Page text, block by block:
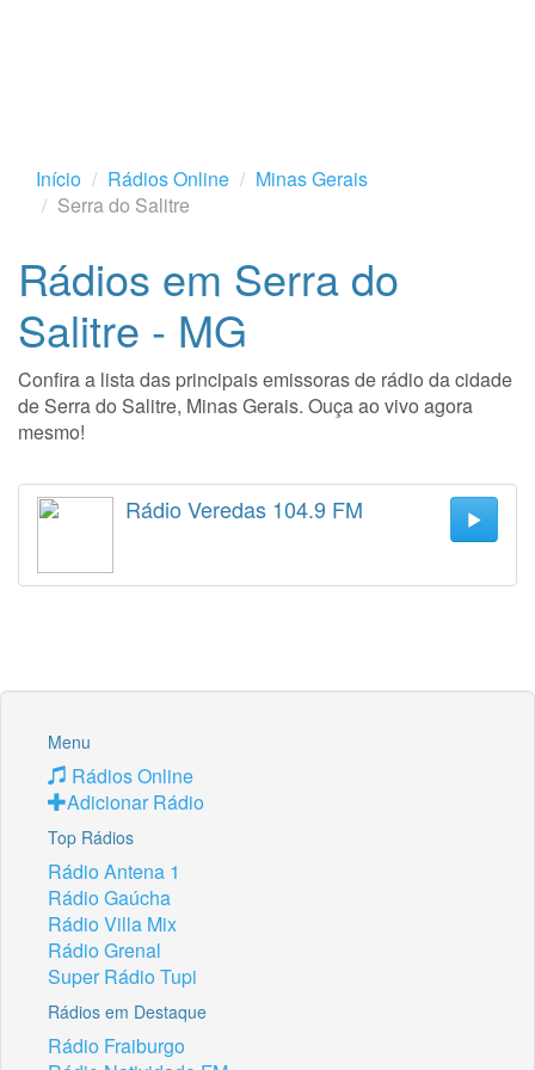
Início Rádios Online
Minas Gerais
Serra do Salitre
Rádios em Serra do
Salitre - MG
Confira a lista das principais emissoras de rádio da cidade
de Serra do Salitre, Minas Gerais. Ouça ao vivo agora
mesmo!
Rádio Veredas 104.9 FM
Menu
Rádios Online
Adicionar Rádio
Top Rádios
Rádio Antena 1
Rádio Gaúcha
Rádio Villa Mix
Rádio Grenal
Super Rádio Tupi
Rádios em Destaque
Rádio Fraiburgo